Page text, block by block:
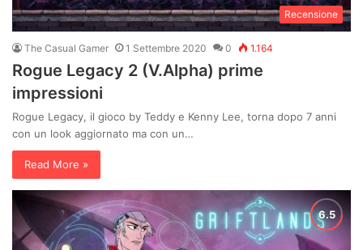
Recensione
The Casual Gamer 1 Settembre 2020 0 1.164
Rogue Legacy 2 (V.Alpha) prime
impressioni
Rogue Legacy, il gioco by Teddy e Kenny Lee, torna dopo 7 anni
con un look aggiornato ma con un…
Read More »